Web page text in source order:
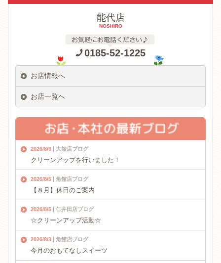
能代店
NOSHIRO
0185-52-1225
お店情報へ
お店一覧へ
2026/8/6 大館店ブログ
クリーンアップを行いました！
2026/8/5 角館店ブログ
【８月】休日のご案内
2026/8/5 仁井田店ブログ
☆クリーンアップ活動☆
2026/8/3 角館店ブログ
今月のおもてなしスイーツ